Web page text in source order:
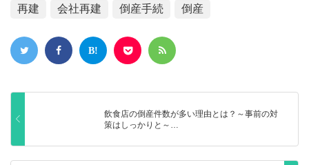
再建 会社再建 倒産手続 倒産
飲食店の倒産件数が多い理由とは？～事前の対
策はしっかりと～…